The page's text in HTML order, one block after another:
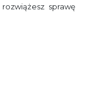
sprawę